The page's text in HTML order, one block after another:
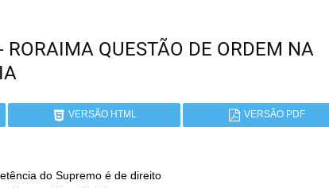
RORAIMA QUESTÃO DE ORDEM NA
VERSÃO HTML VERSÃO PDF
do Supremo é de direito